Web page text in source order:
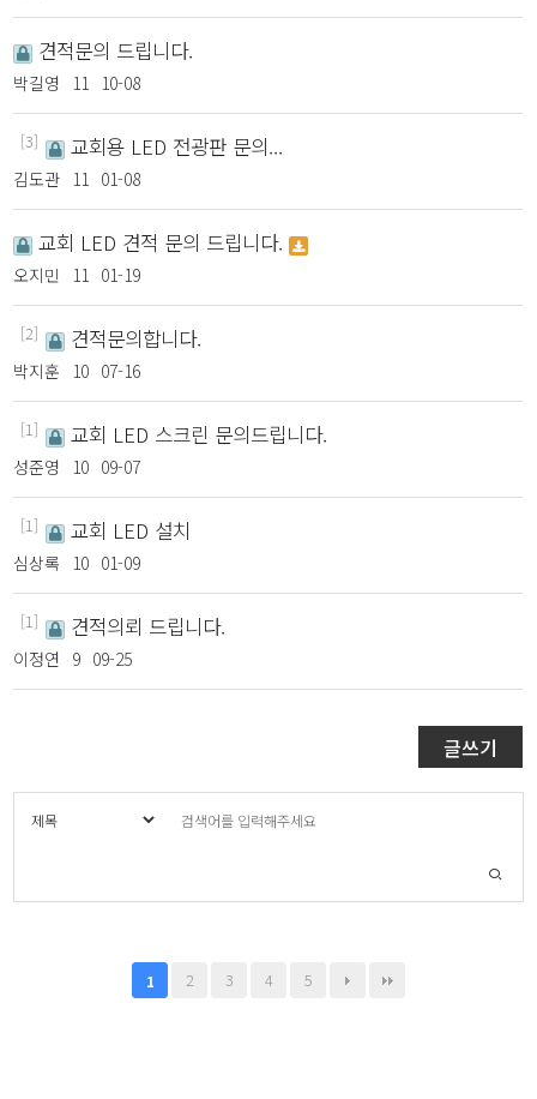
견적문의 드립니다.
박길영 11 10-08
교회용 LED 전광판 문의...
[3]
김도관 11 01-08
교회 LED 견적 문의 드립니다.
오지민 11 01-19
견적문의합니다.
[2]
박지훈 10 07-16
교회 LED 스크린 문의드립니다.
[1]
성준영 10 09-07
교회 LED 설치
[1]
심상록 10 01-09
견적의뢰 드립니다.
[1]
이정연 9 09-25
글쓰기
1 2 3 4 5